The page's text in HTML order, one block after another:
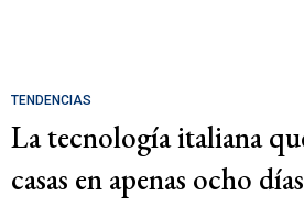
TENDENCIAS
La tecnología italiana
casas en apenas ocho días